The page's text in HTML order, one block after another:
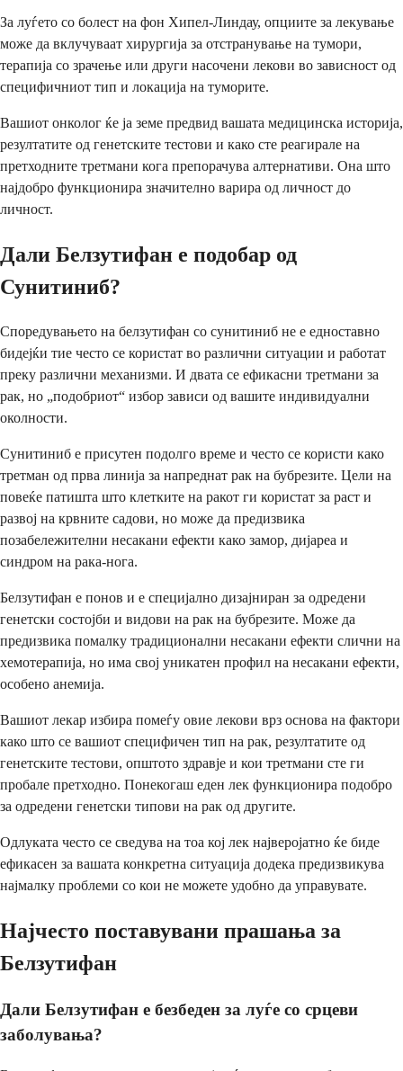
За луѓето со болест на фон Хипел-Линдау, опциите за лекување
може да вклучуваат хирургија за отстранување на тумори,
терапија со зрачење или други насочени лекови во зависност од
специфичниот тип и локација на туморите.
Вашиот онколог ќе ја земе предвид вашата медицинска историја,
резултатите од генетските тестови и како сте реагирале на
претходните третмани кога препорачува алтернативи. Она што
најдобро функционира значително варира од личност до
личност.
Дали Белзутифан е подобар од
Сунитиниб?
Споредувањето на белзутифан со сунитиниб не е едноставно
бидејќи тие често се користат во различни ситуации и работат
преку различни механизми. И двата се ефикасни третмани за
рак, но „подобриот“ избор зависи од вашите индивидуални
околности.
Сунитиниб е присутен подолго време и често се користи како
третман од прва линија за напреднат рак на бубрезите. Цели на
повеќе патишта што клетките на ракот ги користат за раст и
развој на крвните садови, но може да предизвика
позабележителни несакани ефекти како замор, дијареа и
синдром на рака-нога.
Белзутифан е понов и е специјално дизајниран за одредени
генетски состојби и видови на рак на бубрезите. Може да
предизвика помалку традиционални несакани ефекти слични на
хемотерапија, но има свој уникатен профил на несакани ефекти,
особено анемија.
Вашиот лекар избира помеѓу овие лекови врз основа на фактори
како што се вашиот специфичен тип на рак, резултатите од
генетските тестови, општото здравје и кои третмани сте ги
пробале претходно. Понекогаш еден лек функционира подобро
за одредени генетски типови на рак од другите.
Одлуката често се сведува на тоа кој лек најверојатно ќе биде
ефикасен за вашата конкретна ситуација додека предизвикува
најмалку проблеми со кои не можете удобно да управувате.
Најчесто поставувани прашања за
Белзутифан
Дали Белзутифан е безбеден за луѓе со срцеви
заболувања?